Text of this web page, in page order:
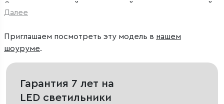
Светильники устойчивы к воздействию окружающей
среды и прослужат вам долгие годы.
Далее
Приглашаем посмотреть эту модель в нашем
шоуруме.
Гарантия 7 лет на
LED светильники